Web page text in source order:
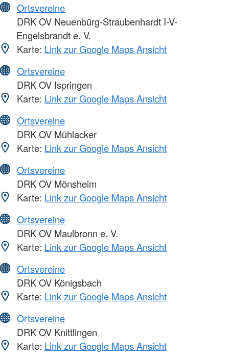
Ortsvereine
DRK OV Neuenbürg-Straubenhardt I-V-
Engelsbrandt e. V.
Karte: Link zur Google Maps Ansicht
Ortsvereine
DRK OV Ispringen
Karte: Link zur Google Maps Ansicht
Ortsvereine
DRK OV Mühlacker
Karte: Link zur Google Maps Ansicht
Ortsvereine
DRK OV Mönsheim
Karte: Link zur Google Maps Ansicht
Ortsvereine
DRK OV Maulbronn e. V.
Karte: Link zur Google Maps Ansicht
Ortsvereine
DRK OV Königsbach
Karte: Link zur Google Maps Ansicht
Ortsvereine
DRK OV Knittlingen
Karte: Link zur Google Maps Ansicht